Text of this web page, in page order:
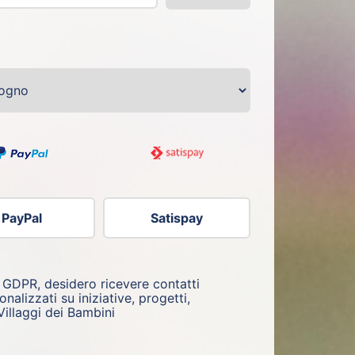
PayPal Satispay
GDPR, desidero ricevere contatti
su iniziative, progetti,
dei Bambini